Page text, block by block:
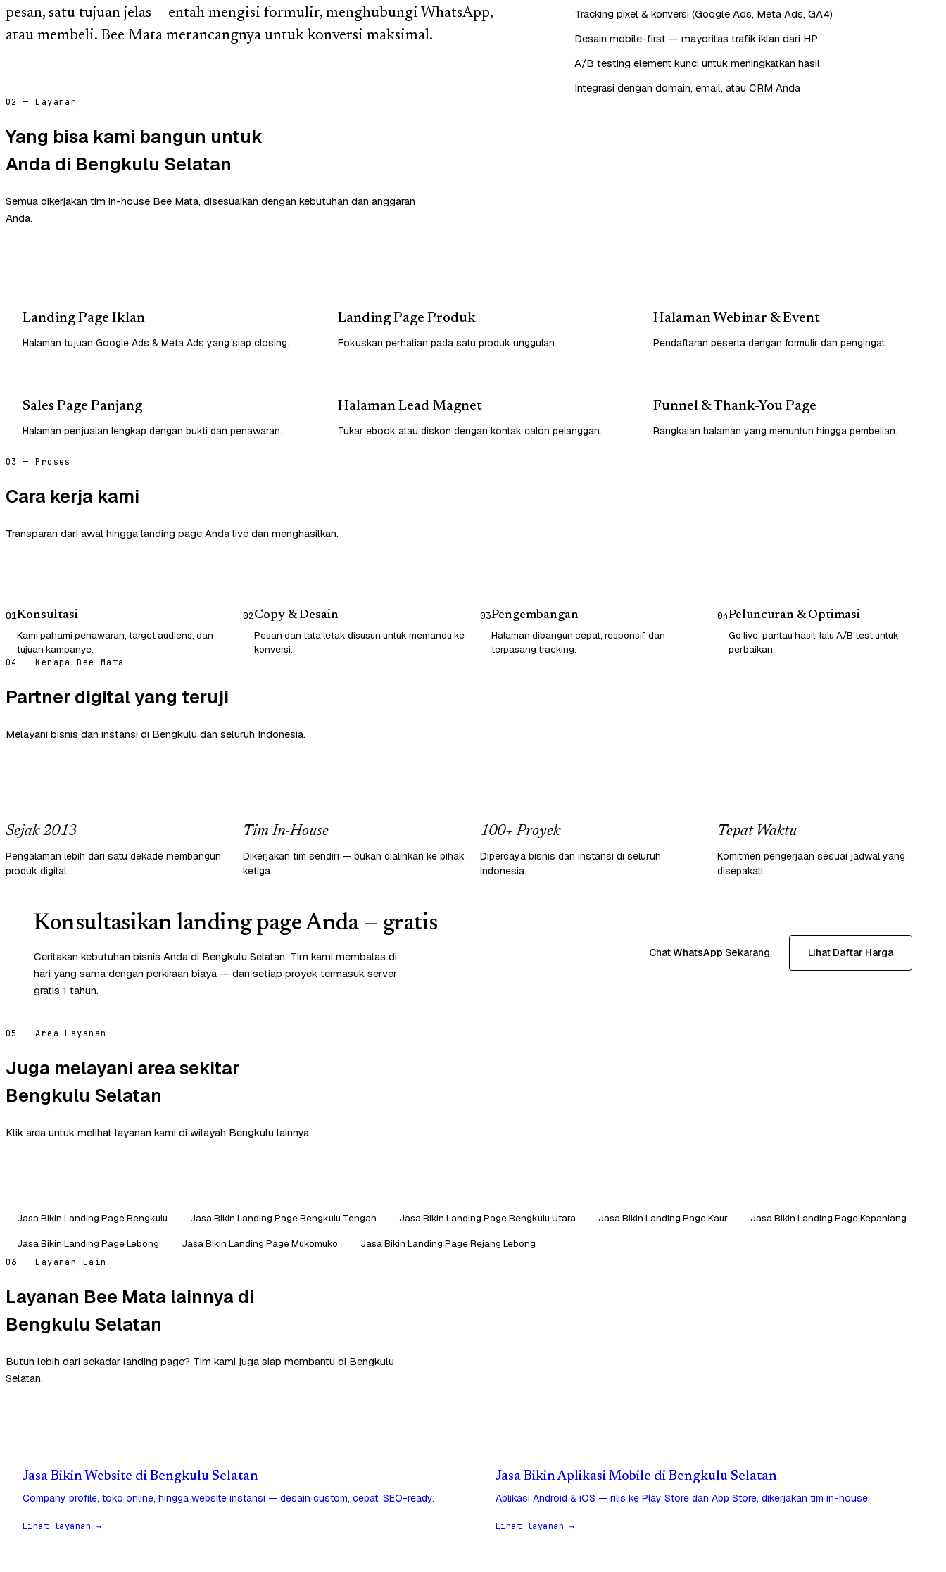
pesan, satu tujuan jelas — entah mengisi formulir, menghubungi WhatsApp,
atau membeli. Bee Mata merancangnya untuk konversi maksimal.
Tracking pixel & konversi (Google Ads, Meta Ads, GA4)
Desain mobile-first — mayoritas trafik iklan dari HP
A/B testing element kunci untuk meningkatkan hasil
Integrasi dengan domain, email, atau CRM Anda
02 — Layanan
Yang bisa kami bangun untuk
Anda di Bengkulu Selatan
Semua dikerjakan tim in-house Bee Mata, disesuaikan dengan kebutuhan dan anggaran
Anda.
Landing Page Iklan
Halaman tujuan Google Ads & Meta Ads yang siap closing.
Landing Page Produk
Fokuskan perhatian pada satu produk unggulan.
Halaman Webinar & Event
Pendaftaran peserta dengan formulir dan pengingat.
Sales Page Panjang
Halaman penjualan lengkap dengan bukti dan penawaran.
Halaman Lead Magnet
Tukar ebook atau diskon dengan kontak calon pelanggan.
Funnel & Thank-You Page
Rangkaian halaman yang menuntun hingga pembelian.
03 — Proses
Cara kerja kami
Transparan dari awal hingga landing page Anda live dan menghasilkan.
01Konsultasi
Kami pahami penawaran, target audiens, dan
tujuan kampanye.
02Copy & Desain
Pesan dan tata letak disusun untuk memandu ke
konversi.
03Pengembangan
Halaman dibangun cepat, responsif, dan
terpasang tracking.
04Peluncuran & Optimasi
Go live, pantau hasil, lalu A/B test untuk
perbaikan.
04 — Kenapa Bee Mata
Partner digital yang teruji
Melayani bisnis dan instansi di Bengkulu dan seluruh Indonesia.
Sejak 2013
Pengalaman lebih dari satu dekade membangun
produk digital.
Tim In-House
Dikerjakan tim sendiri — bukan dialihkan ke pihak
ketiga.
100+ Proyek
Dipercaya bisnis dan instansi di seluruh
Indonesia.
Tepat Waktu
Komitmen pengerjaan sesuai jadwal yang
disepakati.
Konsultasikan landing page Anda — gratis
Ceritakan kebutuhan bisnis Anda di Bengkulu Selatan. Tim kami membalas di
hari yang sama dengan perkiraan biaya — dan setiap proyek termasuk server
gratis 1 tahun.
Chat WhatsApp Sekarang Lihat Daftar Harga
05 — Area Layanan
Juga melayani area sekitar
Bengkulu Selatan
Klik area untuk melihat layanan kami di wilayah Bengkulu lainnya.
Jasa Bikin Landing Page Bengkulu Jasa Bikin Landing Page Bengkulu Tengah Jasa Bikin Landing Page Bengkulu Utara Jasa Bikin Landing Page Kaur
Jasa Bikin Landing Page Kepahiang
Jasa Bikin Landing Page Lebong
Jasa Bikin Landing Page Mukomuko Jasa Bikin Landing Page Rejang Lebong
06 — Layanan Lain
Layanan Bee Mata lainnya di
Bengkulu Selatan
Butuh lebih dari sekadar landing page? Tim kami juga siap membantu di Bengkulu
Selatan.
Jasa Bikin Website di Bengkulu Selatan
Company profile, toko online, hingga website instansi — desain custom, cepat, SEO-ready.
Lihat layanan →
Jasa Bikin Aplikasi Mobile di Bengkulu Selatan
Aplikasi Android & iOS — rilis ke Play Store dan App Store, dikerjakan tim in-house.
Lihat layanan →